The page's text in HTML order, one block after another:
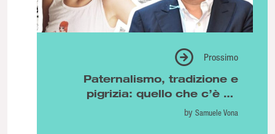
Prossimo
Paternalismo, tradizione e
pigrizia: quello che c’è da
sapere su Tea Hacic e Beppe
by Samuele Vona